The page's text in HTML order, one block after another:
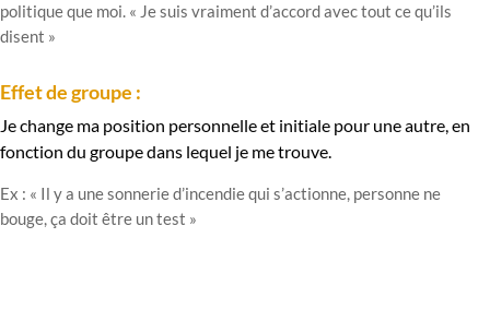
politique que moi. « Je suis vraiment d’accord avec tout ce qu’ils
disent »
Effet de groupe :
Je change ma position personnelle et initiale pour une autre, en
fonction du groupe dans lequel je me trouve.
Ex : « Il y a une sonnerie d’incendie qui s’actionne, personne ne
bouge, ça doit être un test »